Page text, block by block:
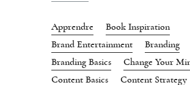
Apprendre
Book Inspiration
Brand Entertainment
Branding
Branding Basics
Change Your
Content Basics
Content Strategy